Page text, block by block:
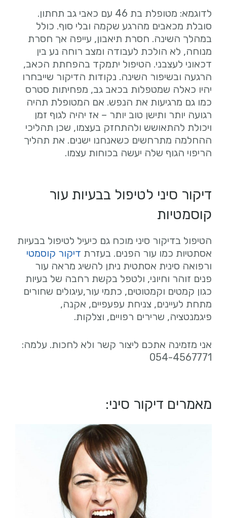
לדוגמא: מטופלת בת 46 עם כאבי גב תחתון.
סובלת מכאבים מהרגע שקמה ובלי סוף. כולל
במהלך השינה. חסרת תיאבון, עייפה אך חסרת
מנוחה, לא הולכת לעבודה ומצב רוחה נע בין
דכאוני לעצבני. הטיפול יתמקד בהפחתת הכאב,
הרגעה ובשיפור השינה. נקודות הדיקור שייבחרו
יהיו כאלה שמטפלות בכאב גב, מפחיתות סטרס
כמו גם מרגיעות את הנפש. אם המטופלת תהיה
רגועה יותר ותישן טוב יותר – אז יהיה לגוף זמן
ויכולת להתאושש ולהתחזק בעצמו, שכן תהליכי
ההחלמה מתרחשים כשאנחנו ישנים. את תהליך
הריפוי הגוף שלה יעשה בכוחות עצמו.
דיקור סיני לטיפול בבעיות עור
קוסמטיות
הטיפול בדיקור סיני מוכח גם כיעיל לטיפול בבעיות
אסתטיות כמו עור הפנים. בעזרת דיקור קוסמטי
ורפואה סינית אסתטית ניתן להשיג מראה עור
פנים זוהר וחיוני, ולטפל בקשת רחבה של בעיות
כגון קמטים וקמטוטים, כתמי עור,עיגולים שחורים
מתחת לעיינים, צניחת עפעפיים, אקנה,
פיגמנטציה, שרירים רפויים, וצלקות.
אני מזמינה אתכם ליצור קשר ולא לחכות. עלמה:
054-4567771
מאמרים דיקור סיני: